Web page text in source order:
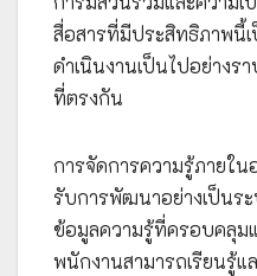
สื่อสารที่มีประสิทธิภาพนี้
ดำเนินงานเป็นไปอย่างร
ที่ตรงกัน
การจัดการความรู้ภายใ
รับการพัฒนาอย่างเป็นร
ข้อมูลความรู้ที่ครอบคลุมแ
พนักงานสามารถเรียนรู้